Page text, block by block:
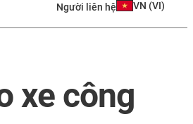
Người liên hệ VN (VI)
xe công